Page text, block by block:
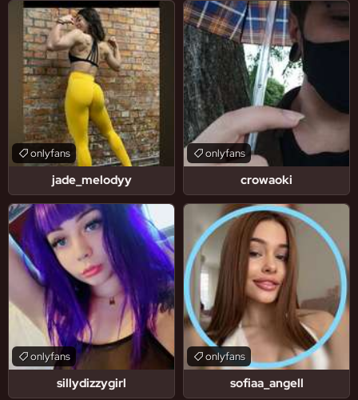
jade_melodyy
onlyfans
crowaoki
onlyfans
sillydizzygirl
onlyfans
sofiaa_angell
onlyfans